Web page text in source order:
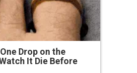
Drop on the
It Die Before